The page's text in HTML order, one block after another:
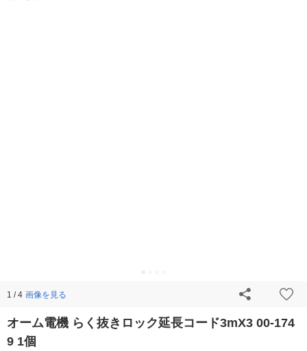
1 / 4 画像を見る
オーム電機 らく抜きロック延長コード3mX3 00-174
9 1個